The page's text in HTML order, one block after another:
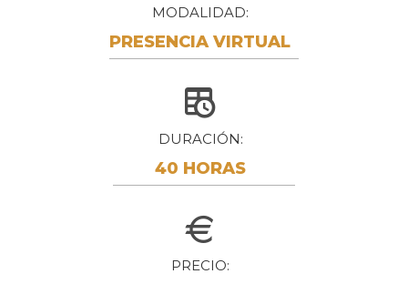
MODALIDAD
PRESENCIA VIRTUAL
DURACIÓN
40 HORAS
PRECIO